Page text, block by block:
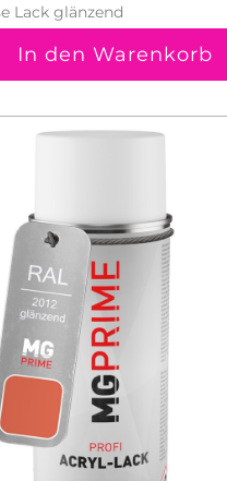
Lack glänzend
In den Warenkorb